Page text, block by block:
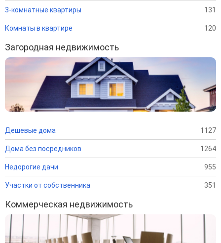
3-комнатные квартиры 131
Комнаты в квартире 120
Загородная недвижимость
Дешевые дома 1127
Дома без посредников 1264
Недорогие дачи 955
Участки от собственника 351
Коммерческая недвижимость